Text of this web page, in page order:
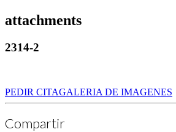
attachments
2314-2
PEDIR CITAGALERIA DE IMAGENES
Compartir